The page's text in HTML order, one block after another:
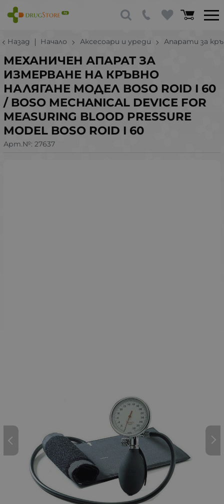
Назад Начало Аксесоари и уреди Апарати за
МЕХАНИЧЕН АПАРАТ ЗА
ИЗМЕРВАНЕ НА КРЪВНО
НАЛЯГАНЕ МОДЕЛ BOSO ROID I 60
/ BOSO MECHANICAL DEVICE FOR
MEASURING BLOOD PRESSURE
MODEL BOSO ROID I 60
Арт.№: 27637